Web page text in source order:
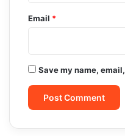
Email *
Save my name,